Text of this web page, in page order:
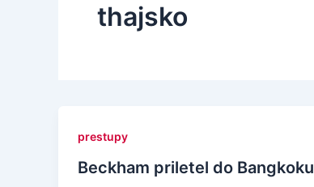
thajsko
prestupy
Beckham priletel do Bangkoku